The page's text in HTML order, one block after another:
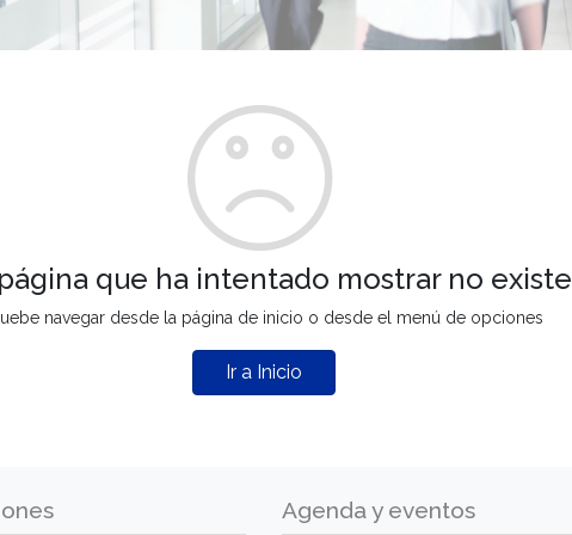
que ha intentado mostrar no existe
navegar desde la página de inicio o desde el menú de opciones
Ir a Inicio
Agenda y eventos